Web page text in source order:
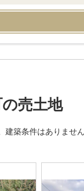
売土地
建築条件はありま